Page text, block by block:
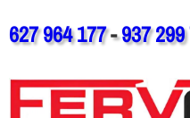
627 964 177-937